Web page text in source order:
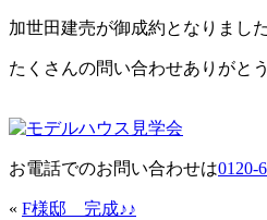
加世田建売が御成約となりまし
たくさんの問い合わせありがと
お電話でのお問い合わせは0120-
« F様邸 完成♪♪